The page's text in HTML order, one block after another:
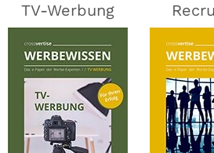
TV-Werbung